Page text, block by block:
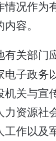
情况作为
容。
关部门
电子政务
机关与宣
力资源社
工作以及